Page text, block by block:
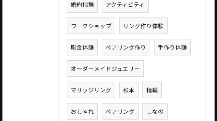
婚約指輪 アクティビティ
ワークショップ リング作り体験
彫金体験 ペアリング作り 手作り体験
オーダーメイドジュエリー
マリッジリング 松本 指輪
おしゃれ ペアリング しなの